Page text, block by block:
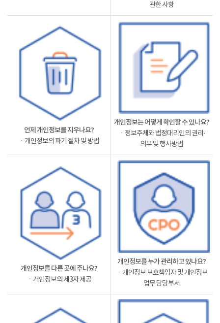
관한 사항
언제 개인정보를 지우나요?
ㆍ개인정보의 파기 절차 및 방법
개인정보는 어떻게 확인할 수 있나요?
ㆍ정보주체와 법정대리인의 권리·
의무 및 행사방법
개인정보를 다른 곳에 주나요?
ㆍ개인정보의 제3자 제공
개인정보를 누가 관리하고 있나요?
ㆍ개인정보 보호책임자 및 개인정보
업무 담당부서